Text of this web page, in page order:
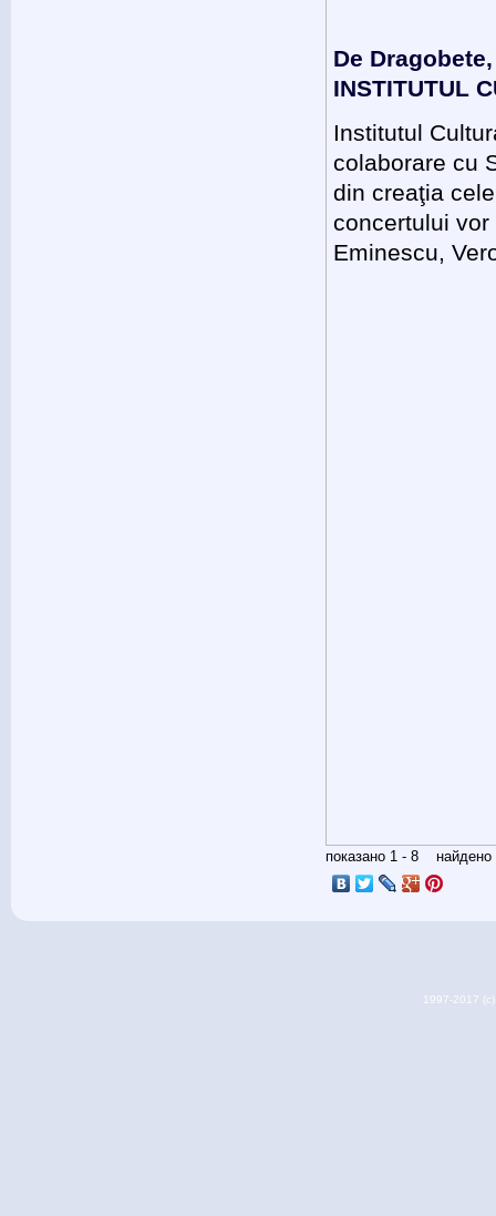
De
INSTITUTUL
Institutul
colaborare cu
din creaţia
concertului
Eminescu,
показано 1 - 8 найдено
1997-2017